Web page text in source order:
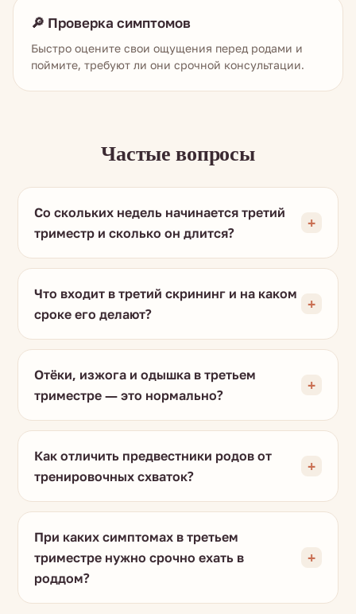
🔎 Проверка симптомов
Быстро оцените свои ощущения перед родами и
поймите, требуют ли они срочной консультации.
Частые вопросы
Со скольких недель начинается третий
триместр и сколько он длится?
Что входит в третий скрининг и на каком
сроке его делают?
Отёки, изжога и одышка в третьем
триместре — это нормально?
Как отличить предвестники родов от
тренировочных схваток?
При каких симптомах в третьем
триместре нужно срочно ехать в
роддом?